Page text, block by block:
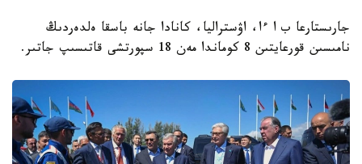
جارىستارعا ب ا ءا، اۋستراليا، كانادا جانە باسقا ەلدەردىڭ
نامىسىن قورعايتىن 8 كوماندا مەن 18 سپورتشى قاتىسىپ جاتىر.